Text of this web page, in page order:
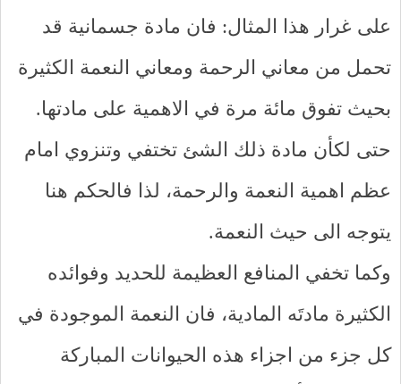
على غرار هذا المثال: فان مادة جسمانية قد
تحمل من معاني الرحمة ومعاني النعمة الكثيرة
بحيث تفوق مائة مرة في الاهمية على مادتها.
حتى لكأن مادة ذلك الشئ تختفي وتنزوي امام
عظم اهمية النعمة والرحمة، لذا فالحكم هنا
يتوجه الى حيث النعمة.
وكما تخفي المنافع العظيمة للحديد وفوائده
الكثيرة مادتَه المادية، فان النعمة الموجودة في
كل جزء من اجزاء هذه الحيوانات المباركة